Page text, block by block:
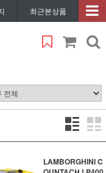
최근본상품
LAMBORGHINI C